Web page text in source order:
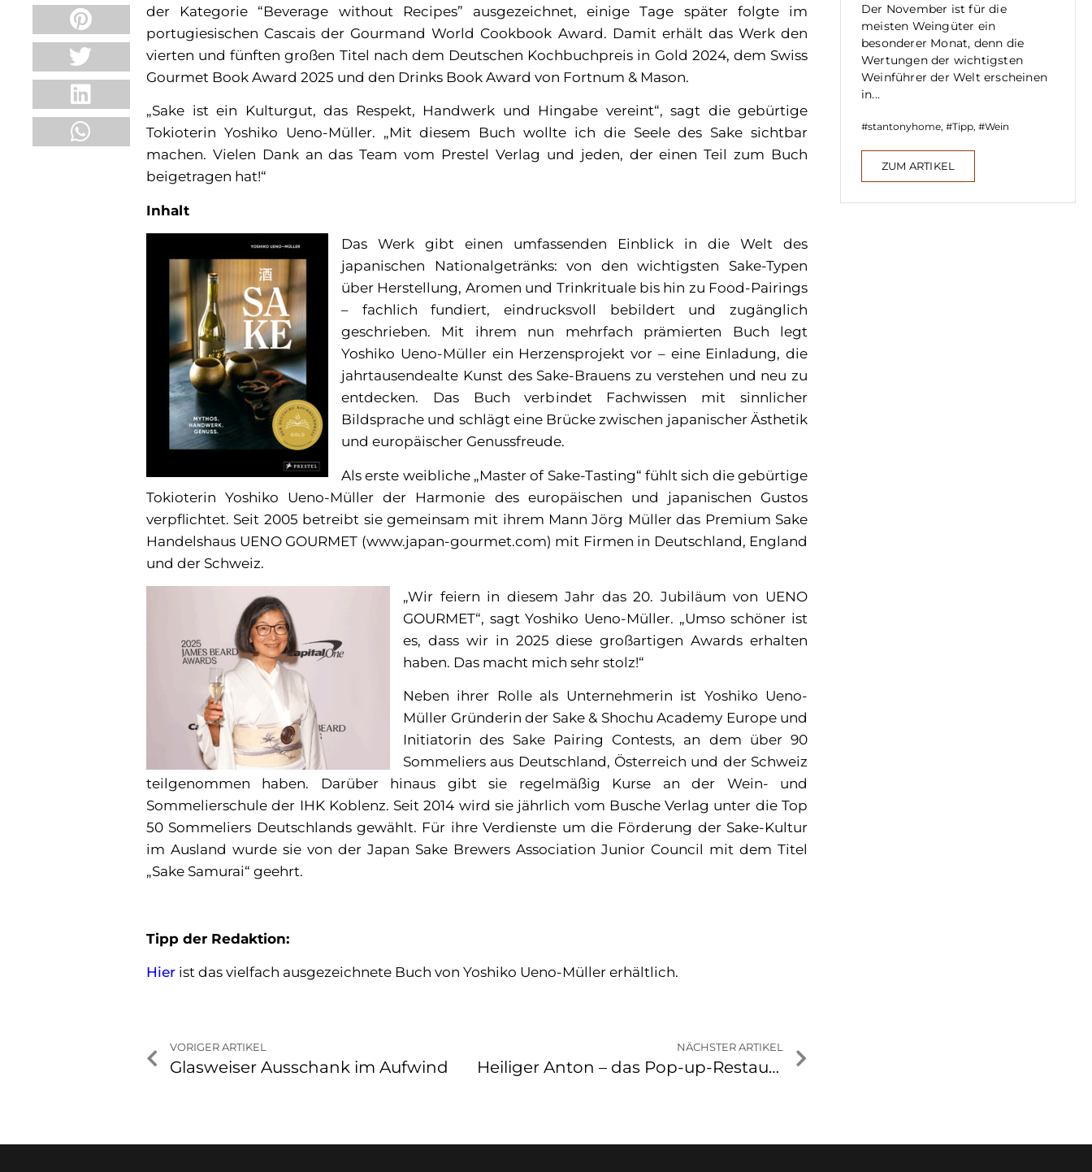
der Kategorie “Beverage without Recipes” ausgezeichnet, einige Tage später folgte im
portugiesischen Cascais der Gourmand World Cookbook Award. Damit erhält das Werk den
vierten und fünften großen Titel nach dem Deutschen Kochbuchpreis in Gold 2024, dem Swiss
Gourmet Book Award 2025 und den Drinks Book Award von Fortnum & Mason.
„Sake ist ein Kulturgut, das Respekt, Handwerk und Hingabe vereint“, sagt die gebürtige
Tokioterin Yoshiko Ueno-Müller. „Mit diesem Buch wollte ich die Seele des Sake sichtbar
machen. Vielen Dank an das Team vom Prestel Verlag und jeden, der einen Teil zum Buch
beigetragen hat!“
Inhalt
Das Werk gibt einen umfassenden Einblick in die Welt des
japanischen Nationalgetränks: von den wichtigsten Sake-Typen
über Herstellung, Aromen und Trinkrituale bis hin zu Food-Pairings
– fachlich fundiert, eindrucksvoll bebildert und zugänglich
geschrieben. Mit ihrem nun mehrfach prämierten Buch legt
Yoshiko Ueno-Müller ein Herzensprojekt vor – eine Einladung, die
jahrtausendealte Kunst des Sake-Brauens zu verstehen und neu zu
entdecken. Das Buch verbindet Fachwissen mit sinnlicher
Bildsprache und schlägt eine Brücke zwischen japanischer Ästhetik
und europäischer Genussfreude.
Als erste weibliche „Master of Sake-Tasting“ fühlt sich die gebürtige
Tokioterin Yoshiko Ueno-Müller der Harmonie des europäischen und japanischen Gustos
verpflichtet. Seit 2005 betreibt sie gemeinsam mit ihrem Mann Jörg Müller das Premium Sake
Handelshaus UENO GOURMET (www.japan-gourmet.com) mit Firmen in Deutschland, England
und der Schweiz.
„Wir feiern in diesem Jahr das 20. Jubiläum von UENO
GOURMET“, sagt Yoshiko Ueno-Müller. „Umso schöner ist
es, dass wir in 2025 diese großartigen Awards erhalten
haben. Das macht mich sehr stolz!“
Neben ihrer Rolle als Unternehmerin ist Yoshiko Ueno-
Müller Gründerin der Sake & Shochu Academy Europe und
Initiatorin des Sake Pairing Contests, an dem über 90
Sommeliers aus Deutschland, Österreich und der Schweiz
teilgenommen haben. Darüber hinaus gibt sie regelmäßig Kurse an der Wein- und
Sommelierschule der IHK Koblenz. Seit 2014 wird sie jährlich vom Busche Verlag unter die Top
50 Sommeliers Deutschlands gewählt. Für ihre Verdienste um die Förderung der Sake-Kultur
im Ausland wurde sie von der Japan Sake Brewers Association Junior Council mit dem Titel
„Sake Samurai“ geehrt.
Tipp der Redaktion:
Hier ist das vielfach ausgezeichnete Buch von Yoshiko Ueno-Müller erhältlich.
VORIGER ARTIKEL
Glasweiser Ausschank im Aufwind
NÄCHSTER ARTIKEL
Heiliger Anton – das Pop-up-Restaurant
Der November ist für die
meisten Weingüter ein
besonderer Monat, denn die
Wertungen der wichtigsten
Weinführer der Welt erscheinen
in...
stantonyhome, Tipp, Wein
ZUM ARTIKEL